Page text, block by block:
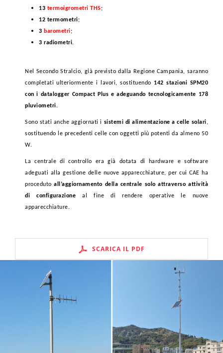
13 termoigrometri THS;
12 termometri;
3 barometri;
3 radiometri.
Nel Secondo Stralcio, già previsto dalla Regione Campania, saranno
completati ulteriormente i lavori, sostituendo 142 stazioni SPM20
con i datalogger Compact Plus e adeguando tecnologicamente 178
pluviometri.
Sono stati anche aggiornati i sistemi di alimentazione a celle solari,
sostituendo le precedenti celle con oggetti più potenti da almeno 50
W.
La centrale di controllo era già dotata di hardware e software
adeguati alla gestione delle nuove apparecchiature, per cui CAE ha
procedutoall’aggiornamento della centrale solo attraverso attività
di configurazioneal fine di rendere operative le nuove
apparecchiature.
SCARICA IL PDF